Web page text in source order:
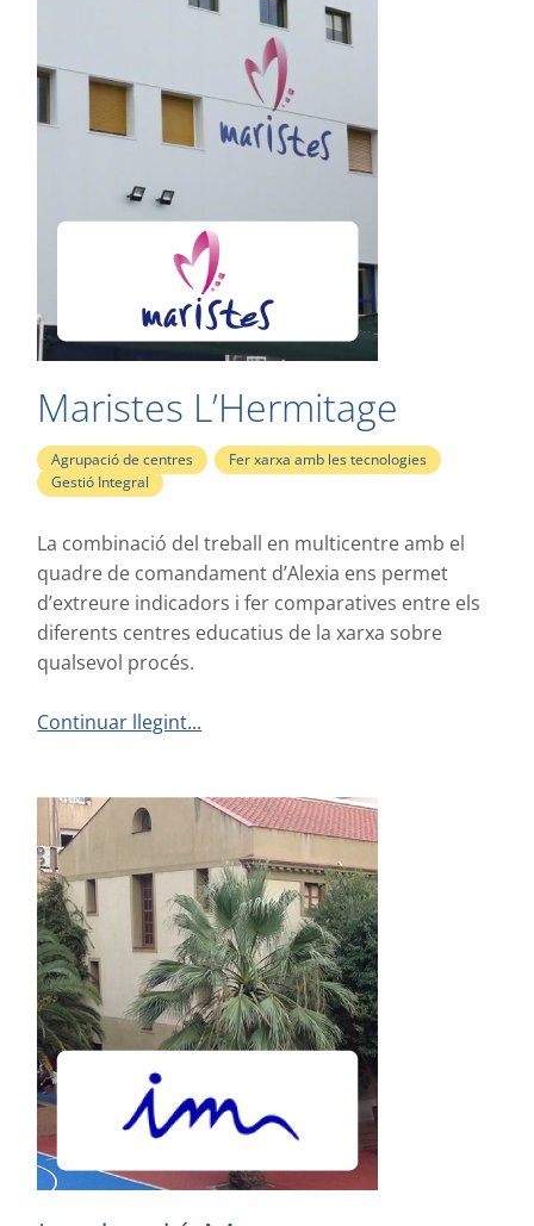
Maristes L’Hermitage
Agrupació de centres , Fer xarxa amb les tecnologies
Gestió Integral
La combinació del treball en multicentre amb el
quadre de comandament d’Alexia ens permet
d’extreure indicadors i fer comparatives entre els
diferents centres educatius de la xarxa sobre
qualsevol procés.
Continuar llegint...